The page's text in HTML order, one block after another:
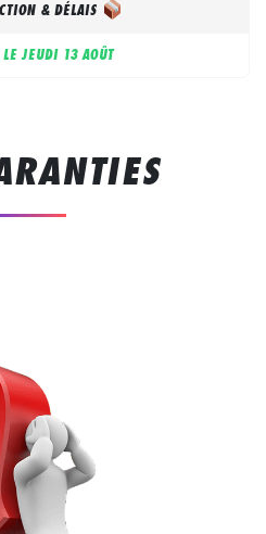
& DÉLAIS
JEUDI 13 AOÛT